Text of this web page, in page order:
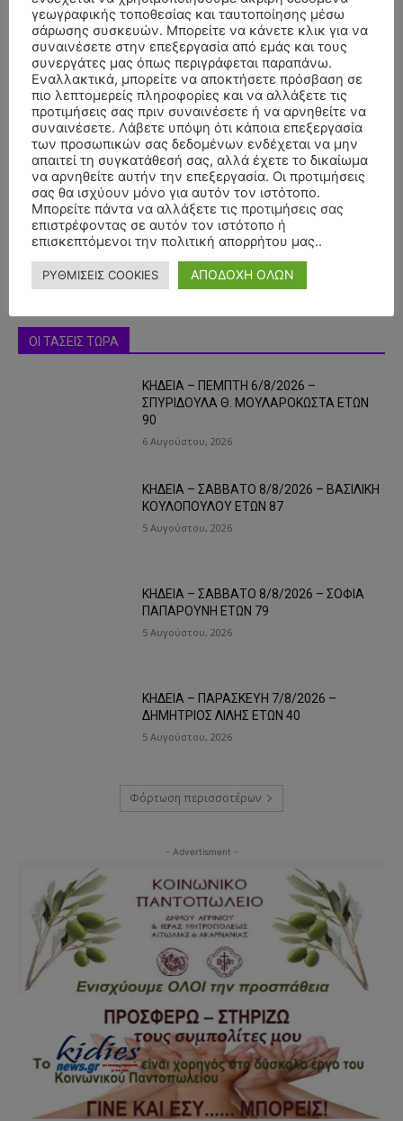
- Advertisment -
ΟΙ ΤΑΣΕΙΣ ΤΩΡΑ
ΚΗΔΕΙΑ – ΠΕΜΠΤΗ 6/8/2026 –
ΣΠΥΡΙΔΟΥΛΑ Θ. ΜΟΥΛΑΡΟΚΩΣΤΑ ΕΤΩΝ
90
6 Αυγούστου, 2026
ΚΗΔΕΙΑ – ΣΑΒΒΑΤΟ 8/8/2026 – ΒΑΣΙΛΙΚΗ
ΚΟΥΛΟΠΟΥΛΟΥ ΕΤΩΝ 87
5 Αυγούστου, 2026
ΚΗΔΕΙΑ – ΣΑΒΒΑΤΟ 8/8/2026 – ΣΟΦΙΑ
ΠΑΠΑΡΟΥΝΗ ΕΤΩΝ 79
5 Αυγούστου, 2026
ΚΗΔΕΙΑ – ΠΑΡΑΣΚΕΥΗ 7/8/2026 –
ΔΗΜΗΤΡΙΟΣ ΛΙΛΗΣ ΕΤΩΝ 40
5 Αυγούστου, 2026
Φόρτωση περισσοτέρων
- Advertisment -
γεωγραφικής τοποθεσίας και ταυτοποίησης μέσω
σάρωσης συσκευών. Μπορείτε να κάνετε κλικ για να
συναινέσετε στην επεξεργασία από εμάς και τους
συνεργάτες μας όπως περιγράφεται παραπάνω.
Εναλλακτικά, μπορείτε να αποκτήσετε πρόσβαση σε
πιο λεπτομερείς πληροφορίες και να αλλάξετε τις
προτιμήσεις σας πριν συναινέσετε ή να αρνηθείτε να
συναινέσετε. Λάβετε υπόψη ότι κάποια επεξεργασία
των προσωπικών σας δεδομένων ενδέχεται να μην
απαιτεί τη συγκατάθεσή σας, αλλά έχετε το δικαίωμα
να αρνηθείτε αυτήν την επεξεργασία. Οι προτιμήσεις
σας θα ισχύουν μόνο για αυτόν τον ιστότοπο.
Μπορείτε πάντα να αλλάξετε τις προτιμήσεις σας
επιστρέφοντας σε αυτόν τον ιστότοπο ή
επισκεπτόμενοι την πολιτική απορρήτου μας..
ΡΥΘΜΙΣΕΙΣ COOKIES ΑΠΟΔΟΧΗ ΟΛΩΝ